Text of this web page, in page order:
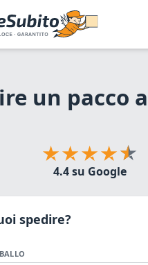
un pacco
4.4 su Google
spedire?